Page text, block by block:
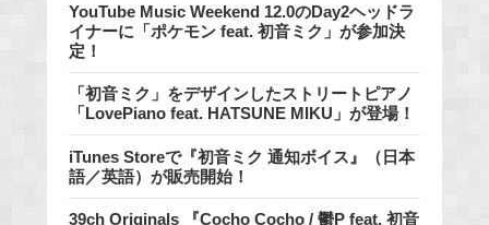
YouTube Music Weekend 12.0のDay2ヘッドラ
イナーに「ポケモン feat. 初音ミク」が参加決
定！
「初音ミク」をデザインしたストリートピアノ
「LovePiano feat. HATSUNE MIKU」が登場！
iTunes Storeで『初音ミク 通知ボイス』（日本
語／英語）が販売開始！
39ch Originals 『Cocho Cocho / 鬱P feat. 初音